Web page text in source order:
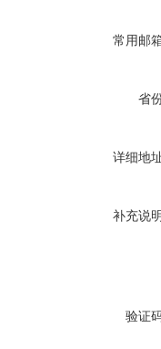
常用邮
省
详细地
补充说
验证